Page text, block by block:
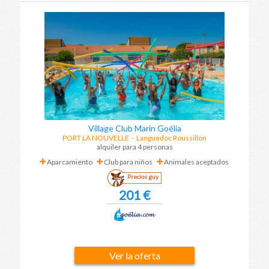
Village Club Marin Goélia
PORT LA NOUVELLE - Languedoc Roussillon
alquiler para 4 personas
Aparcamiento
Club para niños Animales aceptados
Precios guy
201 €
Ver la oferta